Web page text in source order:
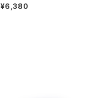
ム＆コーデュロイ）
¥6,380